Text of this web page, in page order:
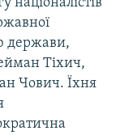
держави,
Тіхич,
Чович. Їхня